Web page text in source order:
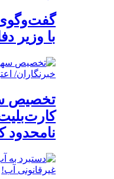
گفت‌وگوی
با وزیر
تخصیص
کارت‌بلیت
نامحدود